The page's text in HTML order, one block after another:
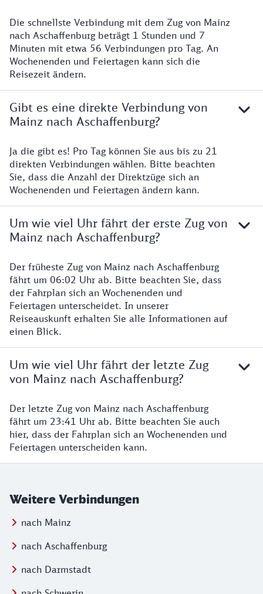
Die schnellste Verbindung mit dem Zug von Mainz
nach Aschaffenburg beträgt 1 Stunden und 7
Minuten mit etwa 56 Verbindungen pro Tag. An
Wochenenden und Feiertagen kann sich die
Reisezeit ändern.
Gibt es eine direkte Verbindung von
Mainz nach Aschaffenburg?
Ja die gibt es! Pro Tag können Sie aus bis zu 21
direkten Verbindungen wählen. Bitte beachten
Sie, dass die Anzahl der Direktzüge sich an
Wochenenden und Feiertagen ändern kann.
Um wie viel Uhr fährt der erste Zug von
Mainz nach Aschaffenburg?
Der früheste Zug von Mainz nach Aschaffenburg
fährt um 06:02 Uhr ab. Bitte beachten Sie, dass
der Fahrplan sich an Wochenenden und
Feiertagen unterscheidet. In unserer
Reiseauskunft erhalten Sie alle Informationen auf
einen Blick.
Um wie viel Uhr fährt der letzte Zug
von Mainz nach Aschaffenburg?
Der letzte Zug von Mainz nach Aschaffenburg
fährt um 23:41 Uhr ab. Bitte beachten Sie auch
hier, dass der Fahrplan sich an Wochenenden und
Feiertagen unterscheiden kann.
Weitere Verbindungen
nach Mainz
nach Aschaffenburg
nach Darmstadt